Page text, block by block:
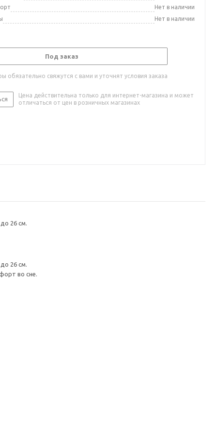
Нет в наличии
Нет в наличии
Под заказ
обязательно свяжутся с вами и уточнят условия заказа
Цена действительна только для интернет-магазина и может
отличаться от цен в розничных магазинах
26 см.
26 см.
во сне.